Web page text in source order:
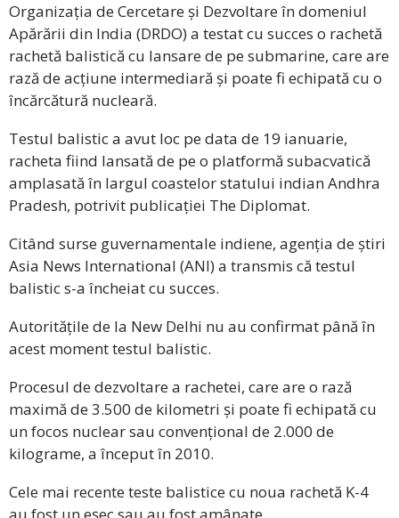
Organizația de Cercetare și Dezvoltare în domeniul
Apărării din India (DRDO) a testat cu succes o rachetă
rachetă balistică cu lansare de pe submarine, care are
rază de acțiune intermediară și poate fi echipată cu o
încărcătură nucleară.
Testul balistic a avut loc pe data de 19 ianuarie,
racheta fiind lansată de pe o platformă subacvatică
amplasată în largul coastelor statului indian Andhra
Pradesh, potrivit publicației The Diplomat.
Citând surse guvernamentale indiene, agenția de știri
Asia News International (ANI) a transmis că testul
balistic s-a încheiat cu succes.
Autoritățile de la New Delhi nu au confirmat până în
acest moment testul balistic.
Procesul de dezvoltare a rachetei, care are o rază
maximă de 3.500 de kilometri și poate fi echipată cu
un focos nuclear sau convențional de 2.000 de
kilograme, a început în 2010.
Cele mai recente teste balistice cu noua rachetă K-4